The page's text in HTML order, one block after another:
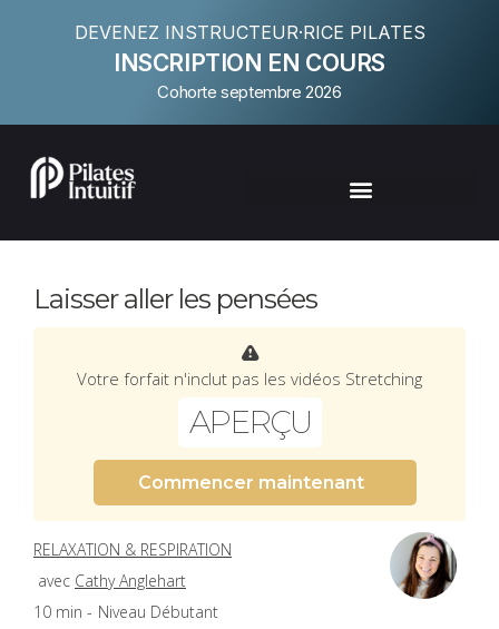
DEVENEZ INSTRUCTEUR·RICE PILATES
INSCRIPTION EN COURS
Cohorte septembre 2026
Laisser aller les pensées
Votre forfait n'inclut pas les vidéos Stretching
APERÇU
Commencer maintenant
RELAXATION & RESPIRATION
avec Cathy Anglehart
10 min - Niveau Débutant